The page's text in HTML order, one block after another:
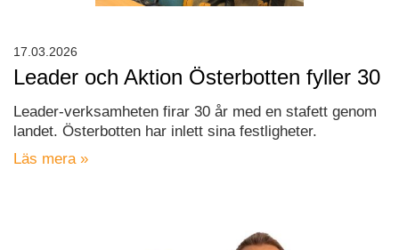
Leader och Aktion Österbotten fyller 30
Leader-verksamheten firar 30 år med en stafett genom
landet. Österbotten har inlett sina festligheter.
Läs mera »
17.03.2026